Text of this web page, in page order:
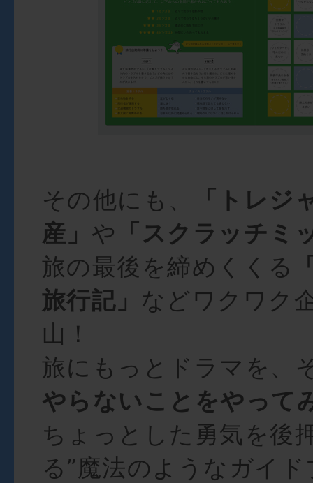
その他にも、
「トレジ
産」 や 「スクラッチミ
旅の最後を締めくくる
旅行記」 などワクワク
山！
旅にもっとドラマを、
やらないことをやって
ちょっとした勇気を後
る”魔法のようなガイ